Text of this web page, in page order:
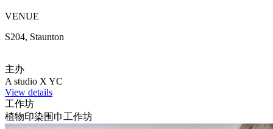
VENUE
S204, Staunton
主办
A studio X YC
View details
工作坊
植物印染围巾工作坊